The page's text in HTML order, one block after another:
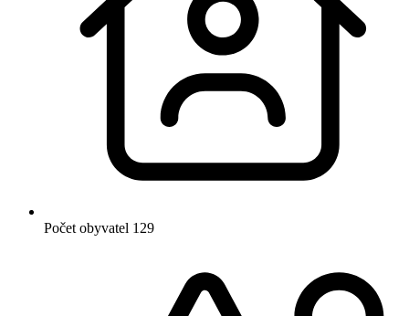
Počet obyvatel 129